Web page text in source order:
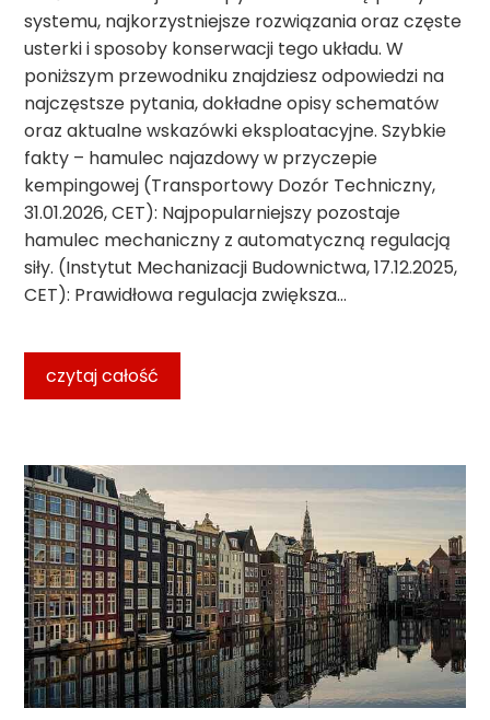
systemu, najkorzystniejsze rozwiązania oraz częste
usterki i sposoby konserwacji tego układu. W
poniższym przewodniku znajdziesz odpowiedzi na
najczęstsze pytania, dokładne opisy schematów
oraz aktualne wskazówki eksploatacyjne. Szybkie
fakty – hamulec najazdowy w przyczepie
kempingowej (Transportowy Dozór Techniczny,
31.01.2026, CET): Najpopularniejszy pozostaje
hamulec mechaniczny z automatyczną regulacją
siły. (Instytut Mechanizacji Budownictwa, 17.12.2025,
CET): Prawidłowa regulacja zwiększa…
czytaj całość